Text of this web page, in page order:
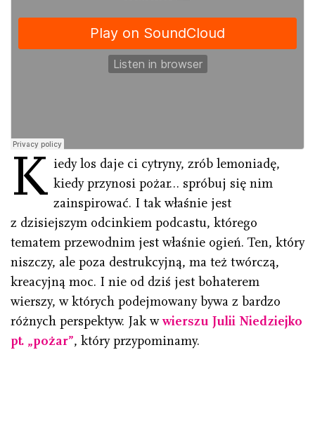
K iedy los daje ci cytryny, zrób lemoniadę,
kiedy przynosi pożar… spróbuj się nim
zainspirować. I tak właśnie jest
z dzisiejszym odcinkiem podcastu, którego
tematem przewodnim jest właśnie ogień. Ten, który
niszczy, ale poza destrukcyjną, ma też twórczą,
kreacyjną moc. I nie od dziś jest bohaterem
wierszy, w których podejmowany bywa z bardzo
różnych perspektyw. Jak wwierszu Julii Niedziejko
pt. „pożar”, który przypominamy.